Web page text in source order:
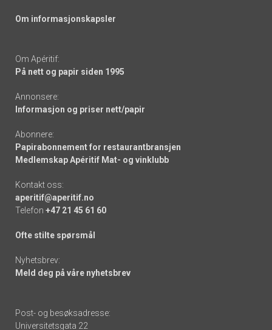
Om informasjonskapsler
Om Apéritif:
På nett og papir siden 1995
Annonsere:
Informasjon og priser nett/papir
Abonnere:
Papirabonnement for restaurantbransjen
Medlemskap Apéritif Mat- og vinklubb
Kontakt oss:
aperitif@aperitif.no
Telefon +47 21 45 61 60
Ofte stilte spørsmål
Nyhetsbrev:
Meld deg på våre nyhetsbrev
Post- og besøksadresse:
Universitetsgata 22